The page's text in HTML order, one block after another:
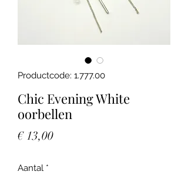
Productcode: 1.777.00
Chic Evening White
oorbellen
€ 13,00Prijs
Aantal *